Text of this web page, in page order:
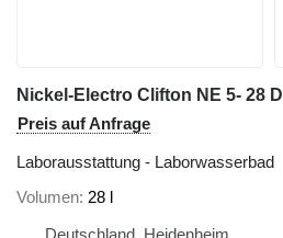
Nickel-Electro Clifton NE 5- 28 D
Preis auf Anfrage
Laborausstattung - Laborwasserbad
Volumen 28 l
Deutschland, Heidenheim